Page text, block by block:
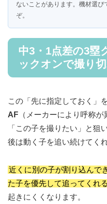
ないことがあります。機材選び
ぞ。
中3・1点差の3塁
ックオンで撮り
この「先に指定しておく」
AF （メーカーにより呼称
「この子を撮りたい」と狙
後は動く子を追い続けてくれ
近くに別の子が割り込んで
た子を優先して追ってくれる
起きにくくなります。